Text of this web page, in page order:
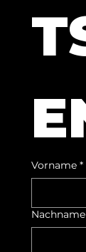
Vorname *
Nachname